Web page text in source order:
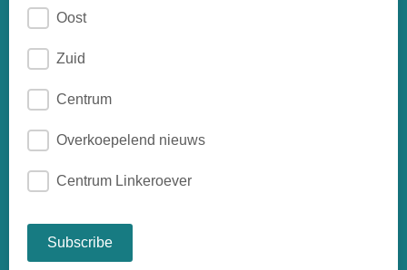
Oost
Zuid
Centrum
Overkoepelend nieuws
Centrum Linkeroever